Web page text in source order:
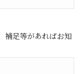
補足等があればお知